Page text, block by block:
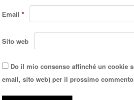
Email*
Sito web
Do il mio consenso affinché un cookie
email, sito web) per il prossimo